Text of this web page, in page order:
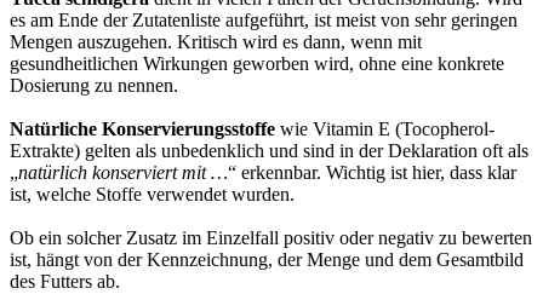
es am Ende der Zutatenliste aufgeführt, ist meist von sehr geringen
Mengen auszugehen. Kritisch wird es dann, wenn mit
gesundheitlichen Wirkungen geworben wird, ohne eine konkrete
Dosierung zu nennen.
Natürliche Konservierungsstoffe wie Vitamin E (Tocopherol-
Extrakte) gelten als unbedenklich und sind in der Deklaration oft als
„natürlich konserviert mit …“ erkennbar. Wichtig ist hier, dass klar
ist, welche Stoffe verwendet wurden.
Ob ein solcher Zusatz im Einzelfall positiv oder negativ zu bewerten
ist, hängt von der Kennzeichnung, der Menge und dem Gesamtbild
des Futters ab.